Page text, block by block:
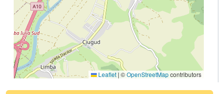
Leaflet | ©OpenStreetMapcontributors